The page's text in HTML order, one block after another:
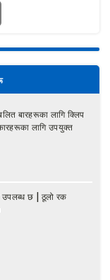
बारहरूका लागि क्लिप
लागि उपयुक्त
छ | ठूलो रक